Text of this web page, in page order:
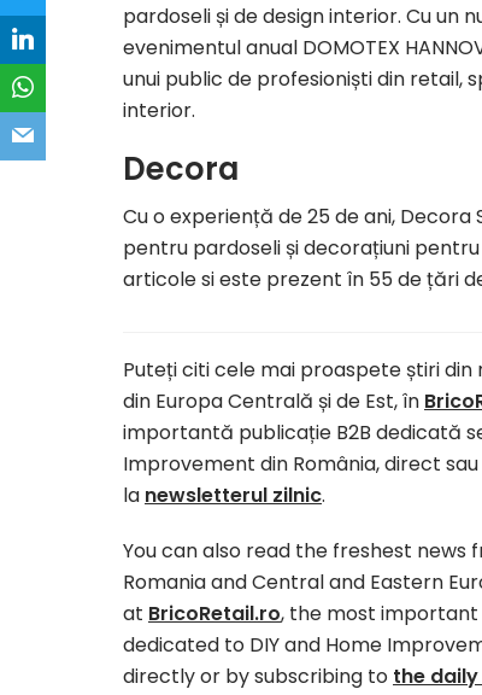
pardoseli și de design interior. Cu un
evenimentul anual DOMOTEX
unui public de profesioniști din retail,
interior.
Decora
Cu o experiență de 25 de ani,
pentru pardoseli și decorațiuni
articole si este prezent în 55 de țări
Puteți citi cele mai proaspete știri din
din Europa Centrală și de Est, în
importantă publicație B2B dedicată
Improvement din România, direct
la newsletterul zilnic.
You can also read the freshest news
Romania and Central and Eastern
at BricoRetail.ro, the most important
dedicated to DIY and Home
directly or by subscribing to the